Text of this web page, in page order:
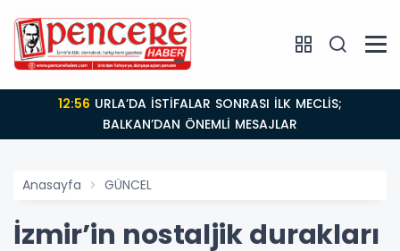
12:56
BALKAN’DAN ÖNEMLİ MESAJLAR
Anasayfa GÜNCEL
İzmir’in nostaljik durakları